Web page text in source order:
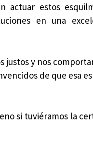
actuar estos
en una
justos y nos
de que esa
si tuviéramos la